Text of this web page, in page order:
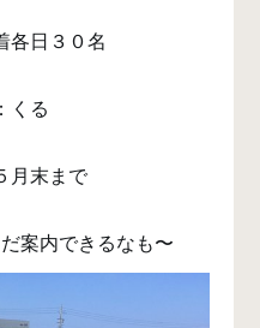
各日３０名
くる
月末まで
案内できるなも〜